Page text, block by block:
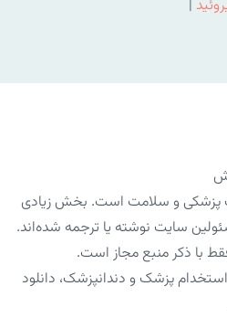
|
پزشکی و سلامت است. بخش زیادی
سایت نوشته یا ترجمه شده‌اند.
با ذکر منبع مجاز است.
پزشک و دندانپزشک، دانلود